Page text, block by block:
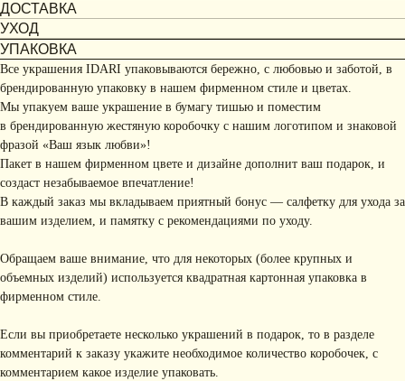
ДОСТАВКА
УХОД
УПАКОВКА
Все украшения IDARI упаковываются бережно, с любовью и заботой, в
брендированную упаковку в нашем фирменном стиле и цветах.
Мы упакуем ваше украшение в бумагу тишью и поместим
в брендированную жестяную коробочку с нашим логотипом и знаковой
фразой «Ваш язык любви»!
Пакет в нашем фирменном цвете и дизайне дополнит ваш подарок, и
создаст незабываемое впечатление!
В каждый заказ мы вкладываем приятный бонус — салфетку для ухода за
вашим изделием, и памятку с рекомендациями по уходу.
Обращаем ваше внимание, что для некоторых (более крупных и
объемных изделий) используется квадратная картонная упаковка в
фирменном стиле.
Если вы приобретаете несколько украшений в подарок, то в разделе
комментарий к заказу укажите необходимое количество коробочек, с
комментарием какое изделие упаковать.